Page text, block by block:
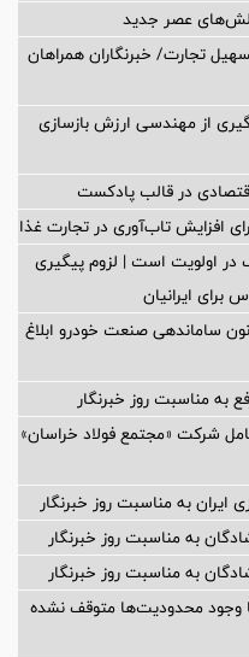
عصر جدید
تجارت/ خبرنگاران همراهان
از مهندسی ارزش بازسازی
در قالب پادکست
افزایش تاب‌آوری در تجارت غذا
در اولویت است | لزوم پیگیری
ایرانیان
آیین نامه اجرایی ماده ۱۰ قانون ساماندهی صنعت خودرو ابلاغ
به مناسبت روز خبرنگار
شرکت «مجتمع فولاد خراسان»
به مناسبت روز خبرنگار
به مناسبت روز خبرنگار
به مناسبت روز خبرنگار
وجود محدودیت‌ها متوقف نشده